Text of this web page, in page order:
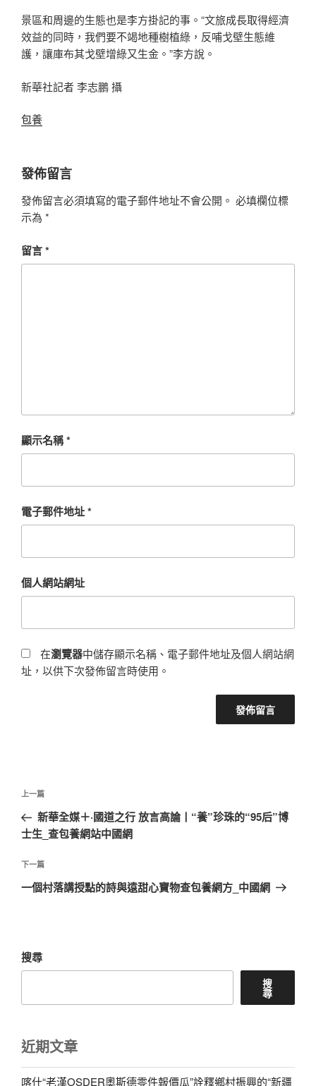
景區和周邊的生態也是李方掛記的事。“文旅成長取得經濟
效益的同時，我們要不竭地種樹植綠，反哺戈壁生態維
護，讓庫布其戈壁增綠又生金。”李方說。
新華社記者 李志鵬 攝
包養
發佈留言
發佈留言必須填寫的電子郵件地址不會公開。 必填欄位標
示為 *
留言*
顯示名稱*
電子郵件地址*
個人網站網址
在瀏覽器中儲存顯示名稱、電子郵件地址及個人網站網
址，以供下次發佈留言時使用。
文
導
覽
上
一
篇
章
上一篇
新華全媒＋·國道之行 放言高論丨“養”珍珠的“95后”博
士生_查包養網站中國網
下
一
下一篇
一個村落講授點的詩與遠甜心寶物查包養網方_中國網
搜尋
搜
尋
近期文章
喀什“老漢OSDER奧斯德零件報價瓜”詮釋鄉村振興的“新疆